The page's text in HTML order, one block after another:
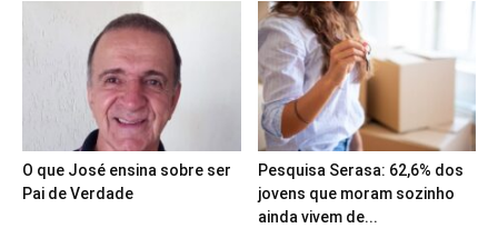
O que José ensina sobre ser
Pai de Verdade
Pesquisa Serasa: 62,6% dos
jovens que moram sozinho
ainda vivem de...